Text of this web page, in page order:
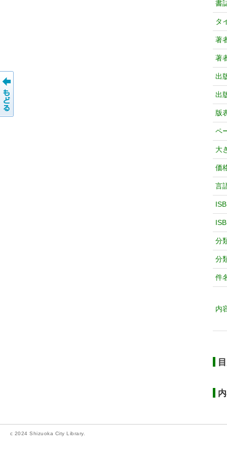
書
タ
著
著
出
出
版
ペ
大
価
言
分
分
件
内
c 2024 Shizuoka City Library.